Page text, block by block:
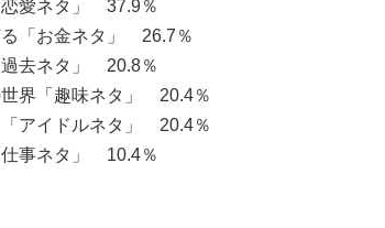
愛ネタ」 37.9％
「お金ネタ」 26.7％
去ネタ」 20.8％
界「趣味ネタ」 20.4％
アイドルネタ」 20.4％
事ネタ」 10.4％